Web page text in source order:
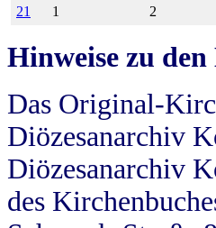
21
1 2
Hinweise zu
Das Original-
Diözesanarchiv
Diözesanarchiv
des